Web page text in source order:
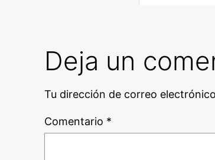
Deja un
Tu dirección de correo
Comentario *